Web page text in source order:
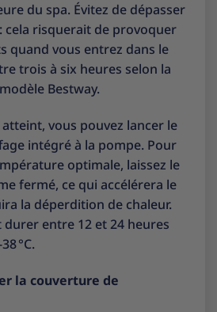
du spa. Évitez de dépasser
cela risquerait de provoquer
quand vous entrez dans le
trois à six heures selon la
Bestway.
vous pouvez lancer le
intégré à la pompe. Pour
optimale, laissez le
fermé, ce qui accélérera le
la déperdition de chaleur.
entre 12 et 24 heures
°C.
la couverture de